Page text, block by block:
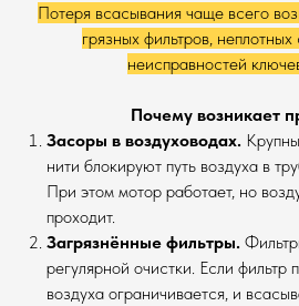
Потеря всасывания чаще всего
грязных фильтров,
неисправностей
Почему возникает
Засоры в воздуховодах.
нити блокируют путь воздуха в
При этом мотор работает, но
проходит.
Загрязнённые фильтры.
регулярной очистки. Если фильтр
воздуха ограничивается, и